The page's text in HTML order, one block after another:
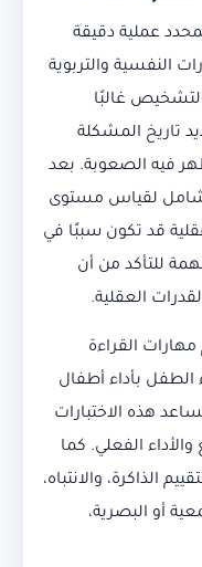
عملية دقيقة
النفسية والتربوية
غالبًا
تاريخ المشكلة
فيه الصعوبة. بعد
شامل لقياس مستوى
قد تكون سببًا في
للتأكد من أن
العقلية.
مهارات القراءة
الطفل بأداء أطفال
هذه الاختبارات
الفعلي. كما
الذاكرة، والانتباه،
أو البصرية،